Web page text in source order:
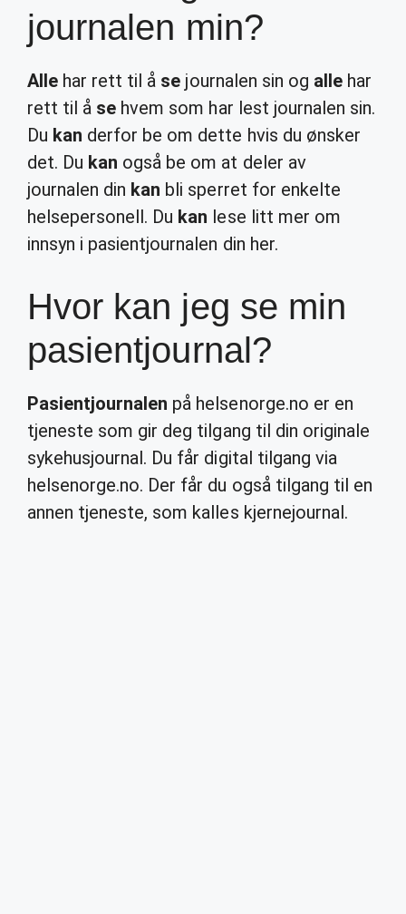
journalen min?
Alle har rett til å se journalen sin og allehar
rett til å se hvem som har lest journalen sin.
Du kan derfor be om dette hvis du ønsker
det. Du kan også be om at deler av
journalen din kan bli sperret for enkelte
helsepersonell. Du kan lese litt mer om
innsyn i pasientjournalen din her.
Hvor kan jeg se min
pasientjournal?
Pasientjournalen på helsenorge.no er en
tjeneste som gir deg tilgang til din originale
sykehusjournal. Du får digital tilgang via
helsenorge.no. Der får du også tilgang til en
annen tjeneste, som kalles kjernejournal.